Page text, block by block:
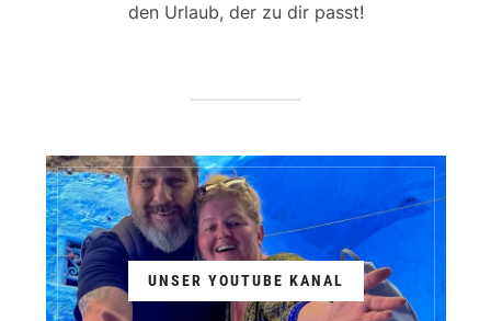
den Urlaub, der zu dir passt!
UNSER YOUTUBE KANAL